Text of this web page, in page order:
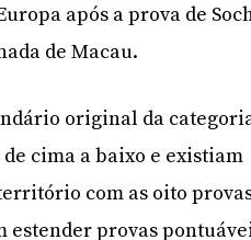
após a prova de
de Macau.
original da
cima a baixo e existiam
com as oito
estender provas